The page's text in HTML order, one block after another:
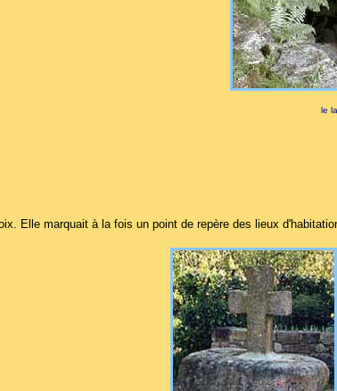
le
Elle marquait à la fois un point de repère des lieux